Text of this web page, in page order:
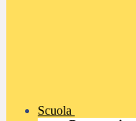
Scuola